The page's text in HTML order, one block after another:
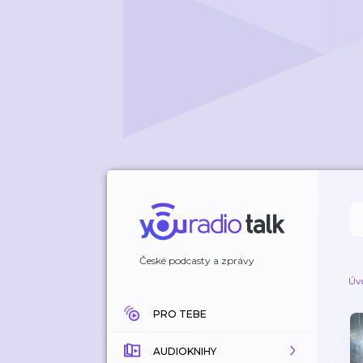
České podcasty a zprávy
PRO TEBE
AUDIOKNIHY